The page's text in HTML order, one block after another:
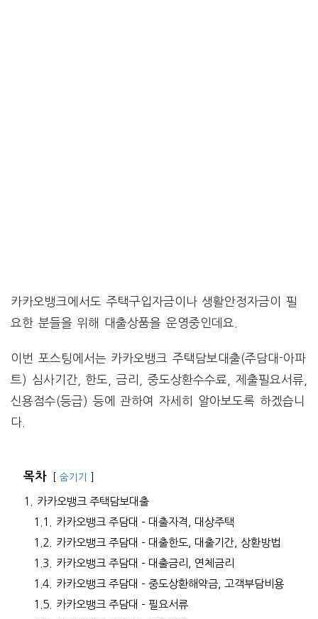
카카오뱅크에서도 주택구입자금이나 생활안정자금이 필
요한 분들을 위해 대출상품을 운영중인데요.
이번 포스팅에서는 카카오뱅크 주택담보대출(주담대-아파
트) 심사기간, 한도, 금리, 중도상환수수료, 제출필요서류,
신용점수(등급) 등에 관하여 자세히 알아보도록 하겠습니
다.
목차 숨기기
1.
카카오뱅크 주택담보대출
1.1.
카카오뱅크 주담대 – 대출자격, 대상주택
1.2.
카카오뱅크 주담대 – 대출한도, 대출기간, 상환방법
1.3.
카카오뱅크 주담대 – 대출금리, 연체금리
1.4.
카카오뱅크 주담대 – 중도상환해약금, 고객부담비용
1.5.
카카오뱅크 주담대 – 필요서류